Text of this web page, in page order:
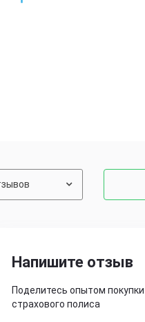
Напишите отзыв
Поделитесь опытом покупки
страхового полиса